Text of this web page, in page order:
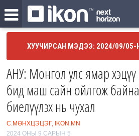
ХУУЧИРСАН МЭДЭЭ: 2024/09/
АНУ: Монгол улс ямар
бид маш сайн ойлгож байна.
биелүүлэх нь чухал
С.МӨНХЦЭЦЭГ, IKON.MN
2024 ОНЫ 9 САРЫН 5